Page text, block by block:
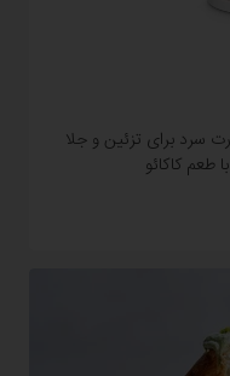
سرد برای تزئین و جلا
کاکائو